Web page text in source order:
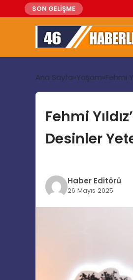
SON GELİŞME
Ana Sayfa Yaşam Fehmi
Fehmi
Desinler
Haber Editörü
26 Mayıs 2025